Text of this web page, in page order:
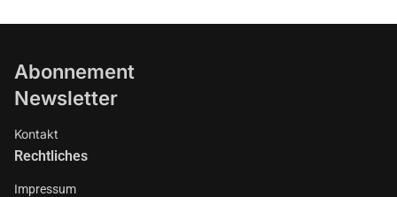
Abonnement
Newsletter
Kontakt
Rechtliches
Impressum